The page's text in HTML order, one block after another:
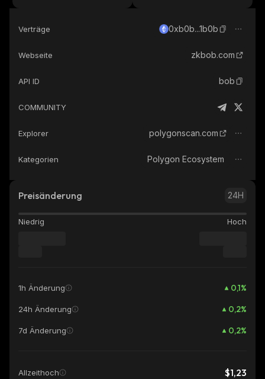
Verträge 0xb0b...1b0b
Webseite zkbob.com
API ID bob
COMMUNITY
Explorer polygonscan.com
Kategorien Polygon Ecosystem
Preisänderung 24H
Niedrig Hoch
1h Änderung 0,1%
24h Änderung 0,2%
7d Änderung 0,2%
Allzeithoch $1,23